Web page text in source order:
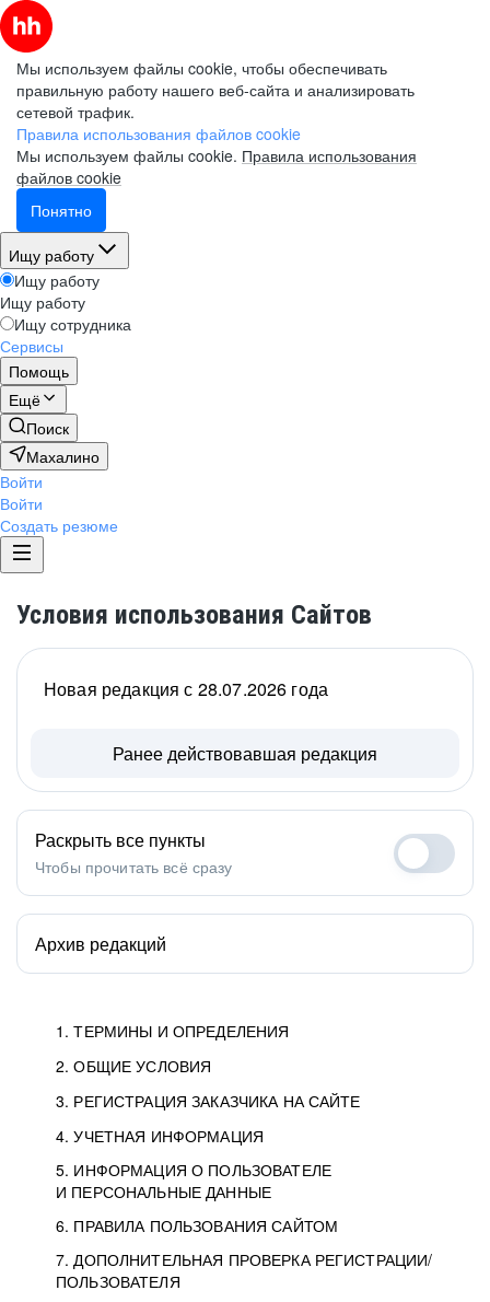
Мы используем файлы cookie, чтобы обеспечивать
правильную работу нашего веб-сайта и анализировать
сетевой трафик.
Правила использования файлов cookie
Мы используем файлы cookie. Правила использования
файлов cookie
Понятно
Ищу работу
Ищу работу
Ищу работу
Ищу сотрудника
Сервисы
Помощь
Ещё
Поиск
Махалино
Войти
Войти
Создать резюме
Условия использования Сайтов
1. ТЕРМИНЫ И ОПРЕДЕЛЕНИЯ
2. ОБЩИЕ УСЛОВИЯ
3. РЕГИСТРАЦИЯ ЗАКАЗЧИКА НА САЙТЕ
4. УЧЕТНАЯ ИНФОРМАЦИЯ
5. ИНФОРМАЦИЯ О ПОЛЬЗОВАТЕЛЕ
И ПЕРСОНАЛЬНЫЕ ДАННЫЕ
6. ПРАВИЛА ПОЛЬЗОВАНИЯ САЙТОМ
7. ДОПОЛНИТЕЛЬНАЯ ПРОВЕРКА РЕГИСТРАЦИИ/
ПОЛЬЗОВАТЕЛЯ
Новая редакция с 28.07.2026 года
Ранее действовавшая редакция
Раскрыть все пункты
Чтобы прочитать всё сразу
Архив редакций